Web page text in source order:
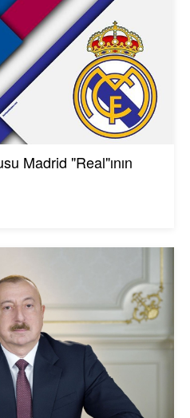
Madrid "Real"ının